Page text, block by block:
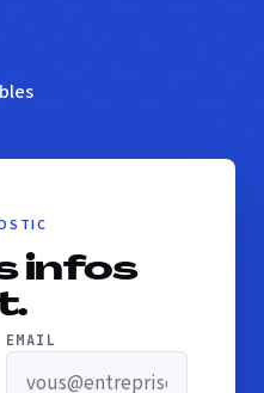
infos
EMAIL